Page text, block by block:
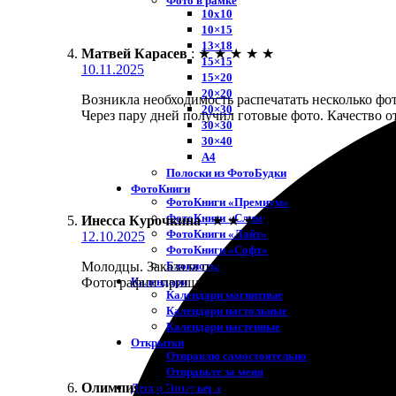
10х10
10×15
13×18
15×15
15×20
20×20
20×30
30×30
30×40
A4
Полоски из ФотоБудки
ФотоКниги
ФотоКниги «Премиум»
ФотоКниги «Слим»
ФотоКниги «Лайт»
ФотоКниги «Софт»
Блокноты
Календари
Календари магнитные
Календари настольные
Календари настенные
Открытки
Отправлю самостоятельно
Отправьте за меня
Декор Интерьера
Матвей Карасев : ★ ★ ★ ★ ★
10.11.2025
Возникла необходимость распечатать несколько
Через пару дней получил готовые фото. Качество
Инесса Курочкина : ★ ★ ★ ★
12.10.2025
Молодцы. Заказала печать фото 15х15, все быстро
Фотографии пришли в отличном состоянии,
Олимпия Грибова : ★